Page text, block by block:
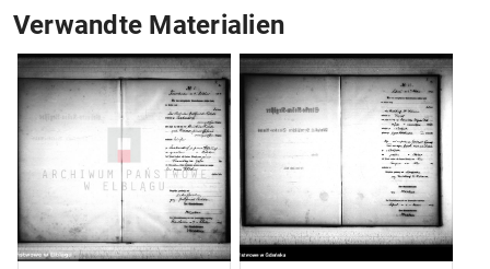
Verwandte Materialien